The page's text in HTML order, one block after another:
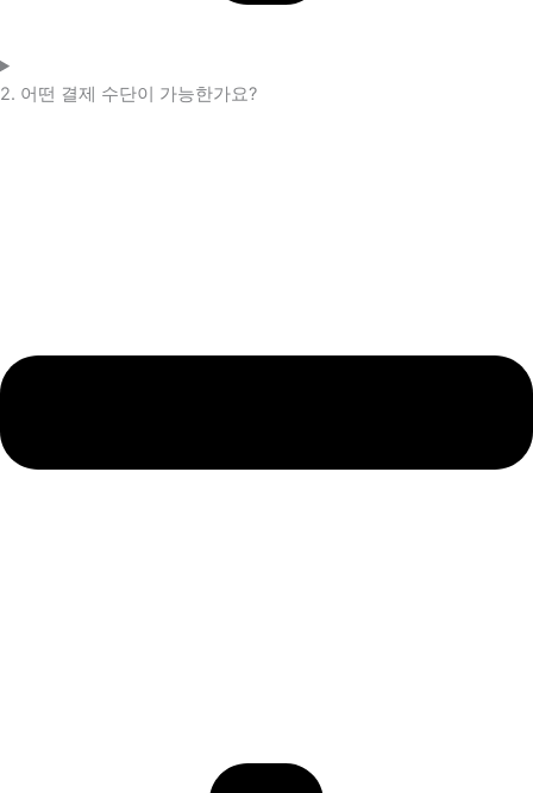
2. 어떤 결제 수단이 가능한가요?